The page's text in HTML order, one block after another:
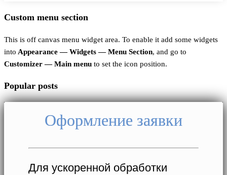
Custom menu section
This is off canvas menu widget area. To enable it add some widgets
into Appearance — Widgets — Menu Section, and go to
Customizer — Main menu to set the icon position.
Popular posts
Оформление заявки
Для ускоренной обработки